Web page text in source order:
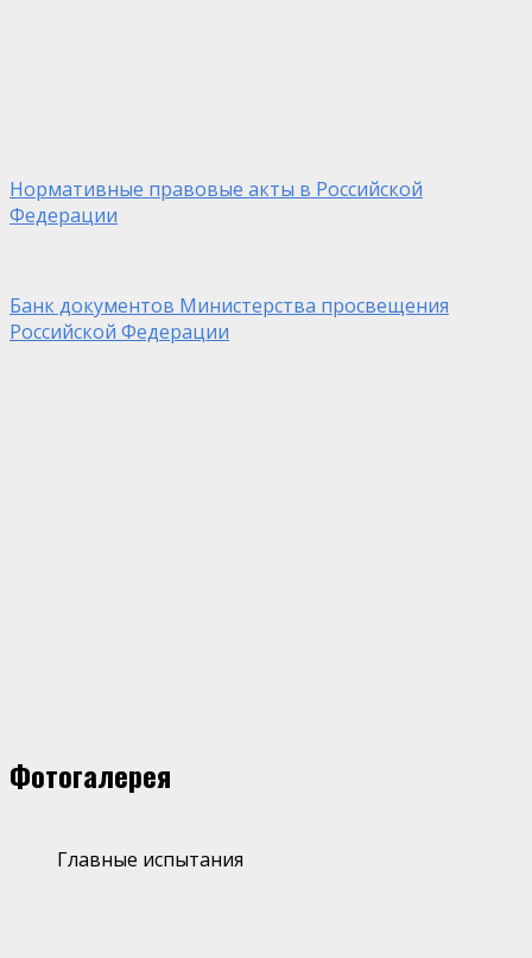
Нормативные правовые акты в Российской
Федерации
Банк документов Министерства просвещения
Российской Федерации
Фотогалерея
Главные испытания